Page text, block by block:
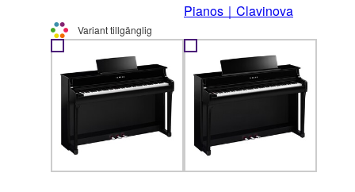
Variant tillgänglig
Pianos｜Clavinova